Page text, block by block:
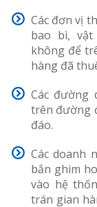
Các đơn vị
bao bì, vật
không để
hàng đã
Các đường
trên đường
đáo.
Các doanh
bắn ghim
vào hệ
trán gian